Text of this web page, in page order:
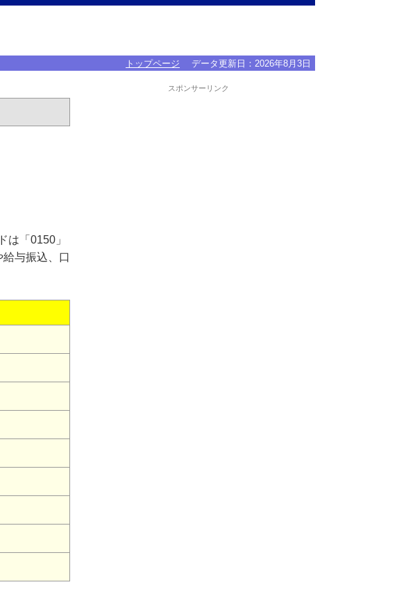
トップページ データ更新日： 2026年8月3日
は「0150」
与振込、口
スポンサーリンク